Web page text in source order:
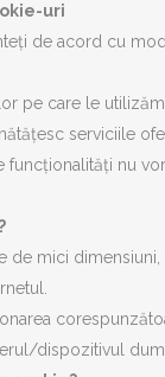
uri
de acord cu
pe care le
serviciile
funcționalități nu
de mici
dispozitivul